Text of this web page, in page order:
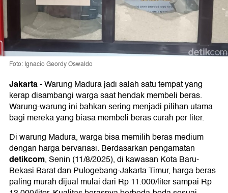
Foto: Ignacio Geordy Oswaldo
Jakarta-Warung Madura jadi salah satu tempat yang
kerap disambangi warga saat hendak membeli beras.
Warung-warung ini bahkan sering menjadi pilihan utama
bagi mereka yang biasa membeli beras curah per liter.
Di warung Madura, warga bisa memilih beras medium
dengan harga bervariasi. Berdasarkan pengamatan
detikcom, Senin (11/8/2025), di kawasan Kota Baru-
Bekasi Barat dan Pulogebang-Jakarta Timur, harga beras
paling murah dijual mulai dari Rp 11.000/liter sampai Rp